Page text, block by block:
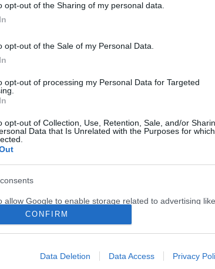
opt-out of the Sharing of my personal data.
opt-out of the Sale of my Personal Data.
opt-out of processing my Personal Data for Targeted
opt-out of Collection, Use, Retention, Sale, and/or
Data that Is Unrelated with the Purposes for
allow Google to enable storage related to advertising
identifiers in apps.
CONFIRM
Data Deletion Data Access Privacy
Download
mm και USB. Με EU Noise at Work limiter
διαχειρίζονται κλήσεις τόσο σε κινητό όσο